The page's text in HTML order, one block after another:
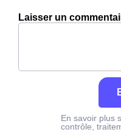
Laisser un
En savoir plus
contrôle,